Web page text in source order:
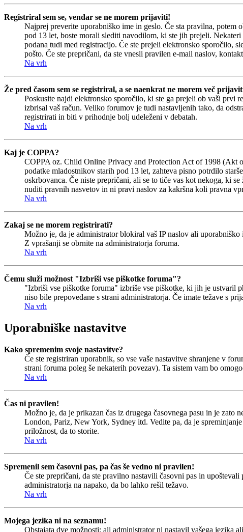
Registriral sem se, vendar se ne morem prijaviti!
Najprej preverite uporabniško ime in geslo. Če sta pravilna, potem
pod 13 let, boste morali slediti navodilom, ki ste jih prejeli.
podana tudi med registracijo. Če ste prejeli elektronsko sporočilo,
pošto. Če ste prepričani, da ste vnesli pravilen e-mail naslov,
Na vrh
Že pred časom sem se registriral, a se naenkrat ne morem več
Poskusite najdi elektronsko sporočilo, ki ste ga prejeli ob vaši prvi
izbrisal vaš račun. Veliko forumov je tudi nastavljenih tako, da
registrirati in biti v prihodnje bolj udeleženi v debatah.
Na vrh
Kaj je COPPA?
COPPA oz. Child Online Privacy and Protection Act of 1998 (Akt
podatke mladostnikov starih pod 13 let, zahteva pisno potrdilo
oskrbovanca. Če niste prepričani, ali se to tiče vas kot nekoga, ki
nuditi pravnih nasvetov in ni pravi naslov za kakršna koli pravna
Na vrh
Zakaj se ne morem registrirati?
Možno je, da je administrator blokiral vaš IP naslov ali
Z vprašanji se obrnite na administratorja foruma.
Na vrh
Čemu služi možnost "Izbriši vse piškotke foruma"?
"Izbriši vse piškotke foruma" izbriše vse piškotke, ki jih je ustvaril
niso bile prepovedane s strani administratorja. Če imate težave s
Na vrh
Uporabniške nastavitve
Kako spremenim svoje nastavitve?
Če ste registriran uporabnik, so vse vaše nastavitve shranjene v
strani foruma poleg še nekaterih povezav). Ta sistem vam bo
Na vrh
Čas ni pravilen!
Možno je, da je prikazan čas iz drugega časovnega pasu in je zato
London, Pariz, New York, Sydney itd. Vedite pa, da je
priložnost, da to storite.
Na vrh
Spremenil sem časovni pas, pa čas še vedno ni pravilen!
Če ste prepričani, da ste pravilno nastavili časovni pas in
administratorja na napako, da bo lahko rešil težavo.
Na vrh
Mojega jezika ni na seznamu!
Obstajata dve možnosti: ali administrator ni nastavil vašega jezika